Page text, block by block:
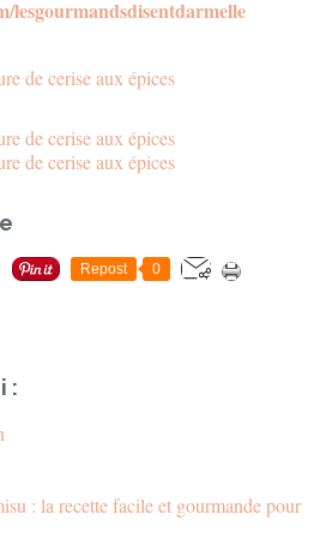
lesgourmandsdisentdarmelle
Repost 0
: